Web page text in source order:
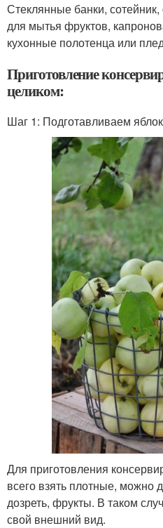
Стеклянные банки, сотейник,
для мытья фруктов,
кухонные полотенца или
Приготовление
целиком:
Шаг 1: Подготавливаем
Для приготовления
всего взять плотные, можно
дозреть, фрукты. В таком
свой внешний вид.